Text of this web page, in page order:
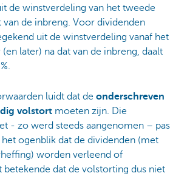
de winstverdeling van het tweede
van de inbreng. Voor dividenden
uit de winstverdeling vanaf het
later) na dat van de inbreng, daalt
luidt dat de onderschreven
volstort moeten zijn. Die
- zo werd steeds aangenomen – pas
ogenblik dat de dividenden (met
worden verleend of
betekende dat de volstorting dus niet